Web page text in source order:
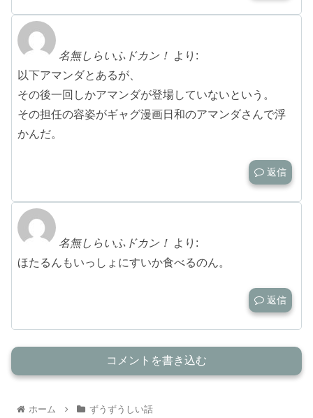
名無しらいふドカン！ より:
以下アマンダとあるが、
その後一回しかアマンダが登場していないという。
その担任の容姿がギャグ漫画日和のアマンダさんで浮
かんだ。
返信
名無しらいふドカン！ より:
ほたるんもいっしょにすいか食べるのん。
返信
コメントを書き込む
ホーム ずうずうしい話